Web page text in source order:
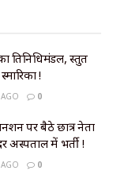
प्रस्तुत
!
AGO 0
पर बैठे छात्र नेता
अस्पताल में भर्ती !
0